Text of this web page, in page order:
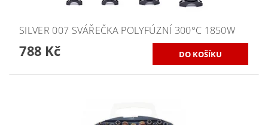
SILVER 007 SVÁŘEČKA POLYFÚZNÍ 300°C 1850W
788 Kč